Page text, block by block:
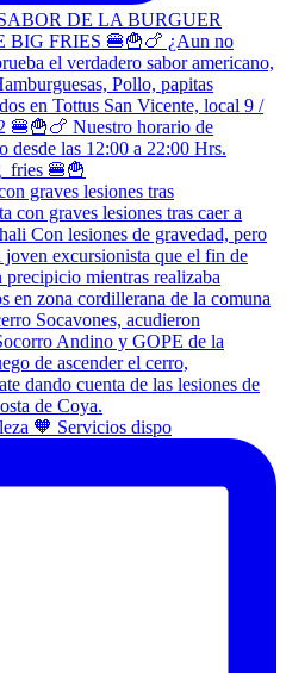
graves lesiones tras
🧡 Servicios dispo